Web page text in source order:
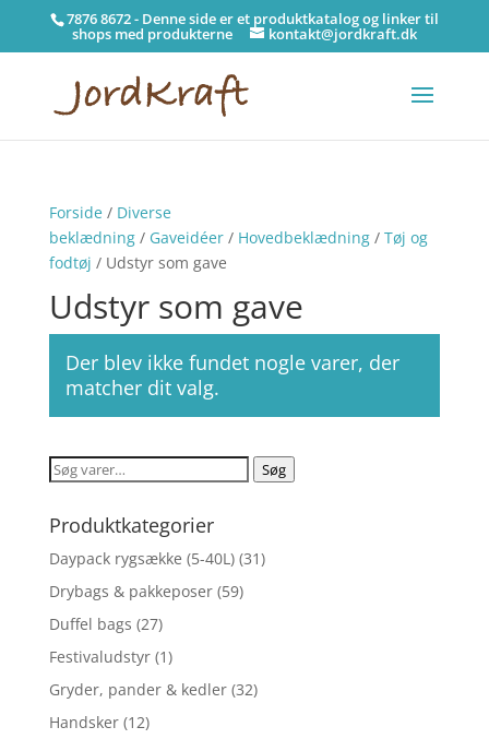
7876 8672 - Denne side er et produktkatalog og linker til
shops med produkterne kontakt@jordkraft.dk
Forside/ Diverse
beklædning/ Gaveidéer/ Hovedbeklædning/ Tøj og
fodtøj / Udstyr som gave
Udstyr som gave
Der blev ikke fundet nogle varer, der
matcher dit valg.
Søg
Søg
Produktkategorier
Daypack rygsække (5-40L) (31)
Drybags & pakkeposer (59)
Duffel bags (27)
Festivaludstyr (1)
Gryder, pander & kedler (32)
Handsker (12)